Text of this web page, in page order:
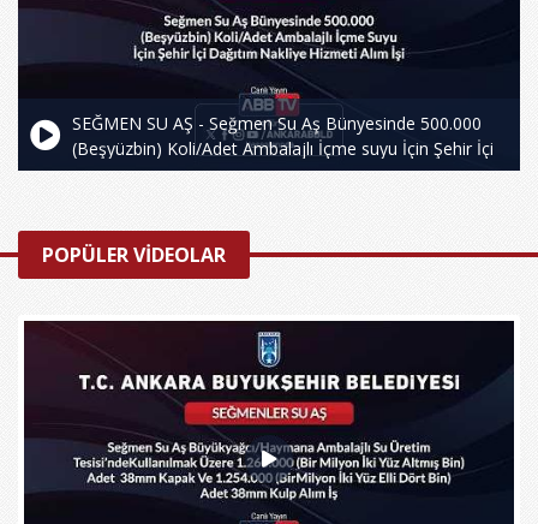
SEĞMEN SU AŞ - Seğmen Su Aş Bünyesinde 500.000
(Beşyüzbin) Koli/Adet Ambalajlı İçme suyu İçin Şehir İçi
Dağıtım Nakliye Hizmeti Alım İşi
POPÜLER VİDEOLAR